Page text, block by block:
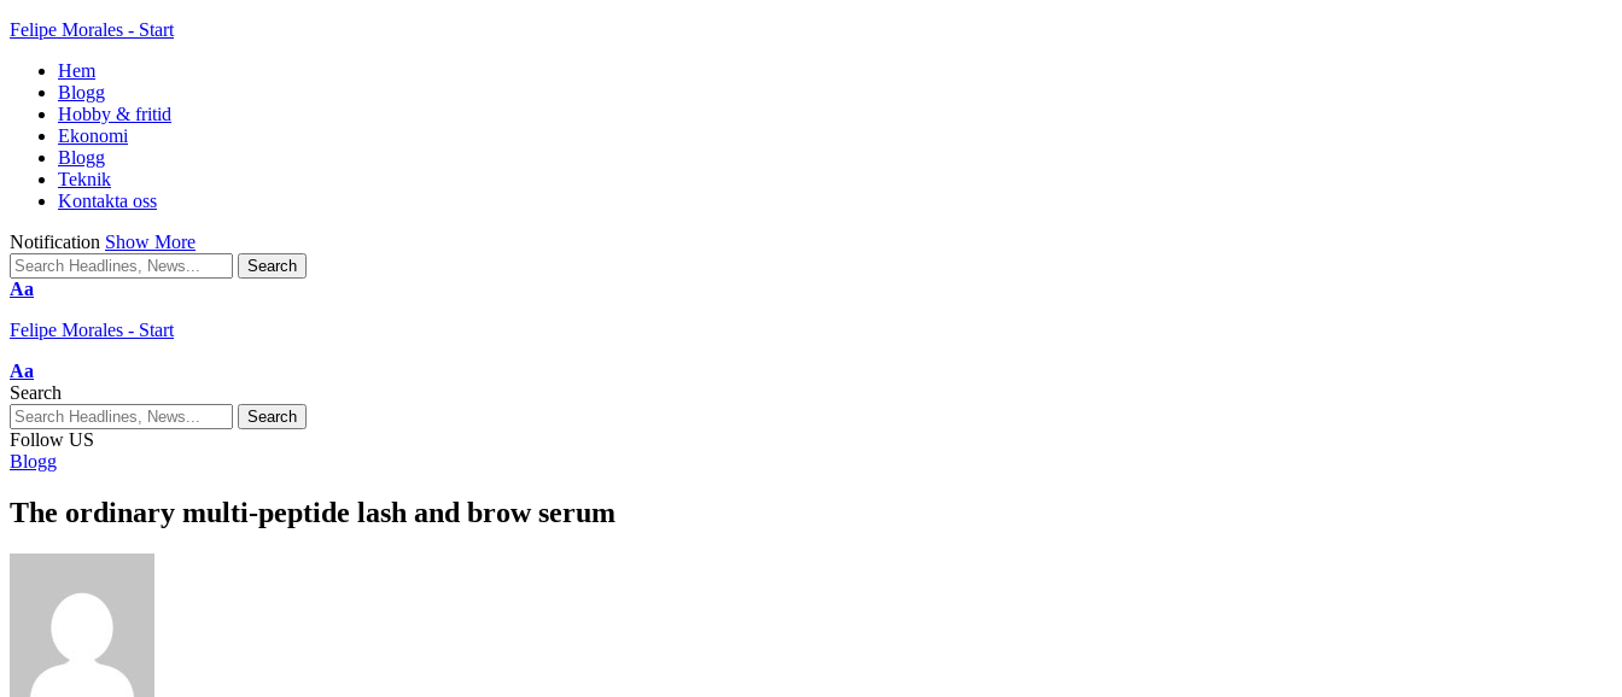
Felipe Morales - Start
Hem
Blogg
Hobby & fritid
Ekonomi
Blogg
Teknik
Kontakta oss
Notification Show More
Aa
Felipe Morales - Start
Aa
Search
Follow US
Blogg
The ordinary multi-peptide lash and brow serum